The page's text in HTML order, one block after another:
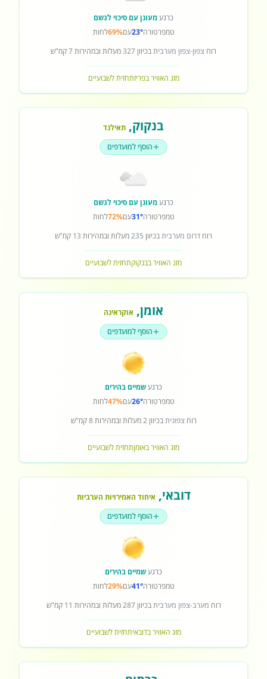
כרגעמעונן עם סיכוי לגשם
טמפרטורה23°עם69%לחות
רוח צפון-צפון מערביתבכיוון327מעלות ובמהירות7קמ"ש
מזג האוויר בפריזתחזית לשבועיים
בנקוק, תאילנד
הוסף למועדפים
כרגעמעונן עם סיכוי לגשם
טמפרטורה31°עם72%לחות
רוח דרום מערביתבכיוון 235מעלות ובמהירות 13 קמ"ש
מזג האוויר בבנקוקתחזית לשבועיים
אומן, אוקראינה
הוסף למועדפים
כרגעשמיים בהירים
טמפרטורה26°עם47%לחות
רוחצפוניתבכיוון2מעלות ובמהירות8קמ"ש
מזג האוויר באומןתחזית לשבועיים
דובאי, איחוד האמירויות הערביות
הוסף למועדפים
כרגעשמיים בהירים
טמפרטורה41°עם29%לחות
רוח מערב-צפון מערביתבכיוון287מעלות ובמהירות 11 קמ"ש
מזג האוויר בדובאיתחזית לשבועיים